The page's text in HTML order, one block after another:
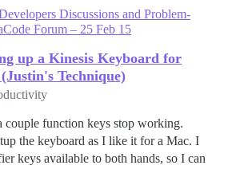
Discussions and Problem-
Forum – 25 Feb 15
up a Kinesis Keyboard for
Technique)
couple function keys stop working.
the keyboard as I like it for a Mac. I
keys available to both hands, so I can